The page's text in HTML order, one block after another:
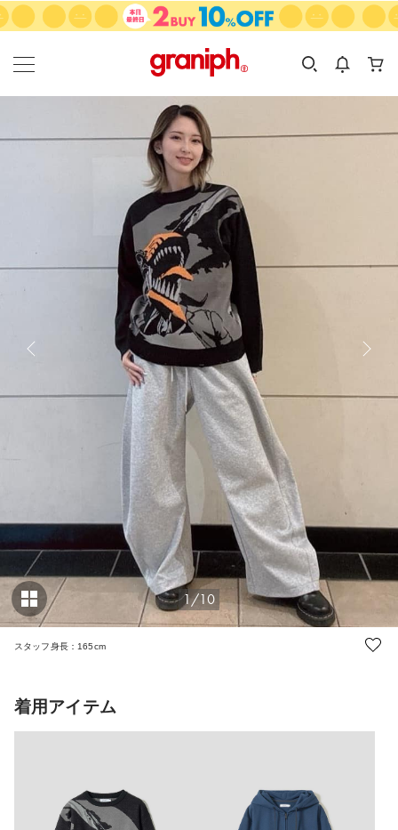
カテゴリーから探す
KIDS
カテゴリ
サイズ
1/10
スタッフ身長：165cm
着用アイテム